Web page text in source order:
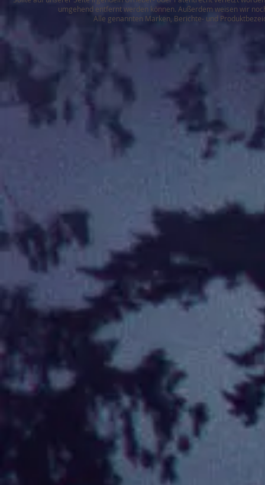
umgehend entfernt werden können. Außerdem weisen wir
Alle genannten Marken, Berichte- und